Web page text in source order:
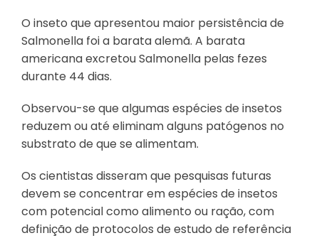
O inseto que apresentou maior persistência de
Salmonella foi a barata alemã. A barata
americana excretou Salmonella pelas fezes
durante 44 dias.
Observou-se que algumas espécies de insetos
reduzem ou até eliminam alguns patógenos no
substrato de que se alimentam.
Os cientistas disseram que pesquisas futuras
devem se concentrar em espécies de insetos
com potencial como alimento ou ração, com
definição de protocolos de estudo de referência